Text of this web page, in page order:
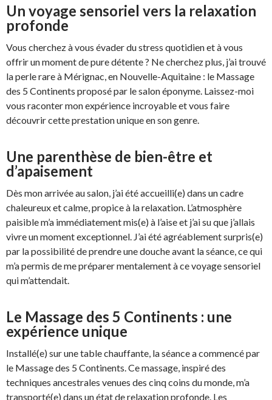
Un voyage sensoriel vers la relaxation
profonde
Vous cherchez à vous évader du stress quotidien et à vous
offrir un moment de pure détente ? Ne cherchez plus, j’ai trouvé
la perle rare à Mérignac, en Nouvelle-Aquitaine : le Massage
des 5 Continents proposé par le salon éponyme. Laissez-moi
vous raconter mon expérience incroyable et vous faire
découvrir cette prestation unique en son genre.
Une parenthèse de bien-être et
d’apaisement
Dès mon arrivée au salon, j’ai été accueilli(e) dans un cadre
chaleureux et calme, propice à la relaxation. L’atmosphère
paisible m’a immédiatement mis(e) à l’aise et j’ai su que j’allais
vivre un moment exceptionnel. J’ai été agréablement surpris(e)
par la possibilité de prendre une douche avant la séance, ce qui
m’a permis de me préparer mentalement à ce voyage sensoriel
qui m’attendait.
Le Massage des 5 Continents : une
expérience unique
Installé(e) sur une table chauffante, la séance a commencé par
le Massage des 5 Continents. Ce massage, inspiré des
techniques ancestrales venues des cinq coins du monde, m’a
transporté(e) dans un état de relaxation profonde. Les